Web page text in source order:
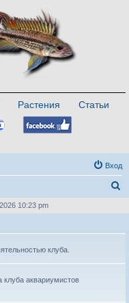
Растения
Статьи
Вход
с
10:23 pm
клуба.
аквариумистов